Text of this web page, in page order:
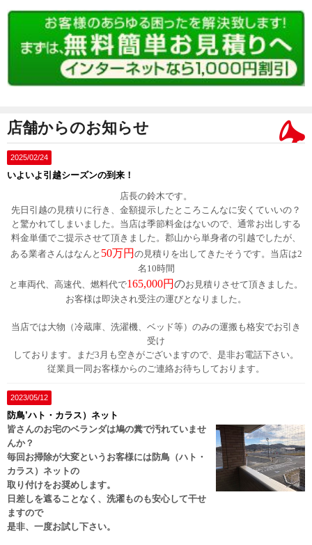
店舗からのお知らせ
2025/02/24
いよいよ引越シーズンの到来！
店長の鈴木です。
先日引越の見積りに行き、金額提示したところこんなに安くていいの？
と驚かれてしまいました。当店は季節料金はないので、通常お出しする
料金単価でご提示させて頂きました。郡山から単身者の引越でしたが、
ある業者さんはなんと 50万円 の見積りを出してきたそうです。当店は2
名10時間
と車両代、高速代、燃料代で165,000円のお見積りさせて頂きました。
お客様は即決され受注の運びとなりました。
当店では大物（冷蔵庫、洗濯機、ベッド等）のみの運搬も格安でお引き
受け
しております。まだ3月も空きがございますので、是非お電話下さい。
従業員一同お客様からのご連絡お待ちしております。
2023/05/12
防鳥’ハト・カラス）ネット
皆さんのお宅のベランダは鳩の糞で汚れていませ
んか？
毎回お掃除が大変というお客様には防鳥（ハト・
カラス）ネットの
取り付けをお奨めします。
日差しを遮ることなく、洗濯ものも安心して干せ
ますので
是非、一度お試し下さい。